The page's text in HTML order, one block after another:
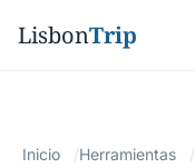
LisbonTrip
Inicio Herramientas